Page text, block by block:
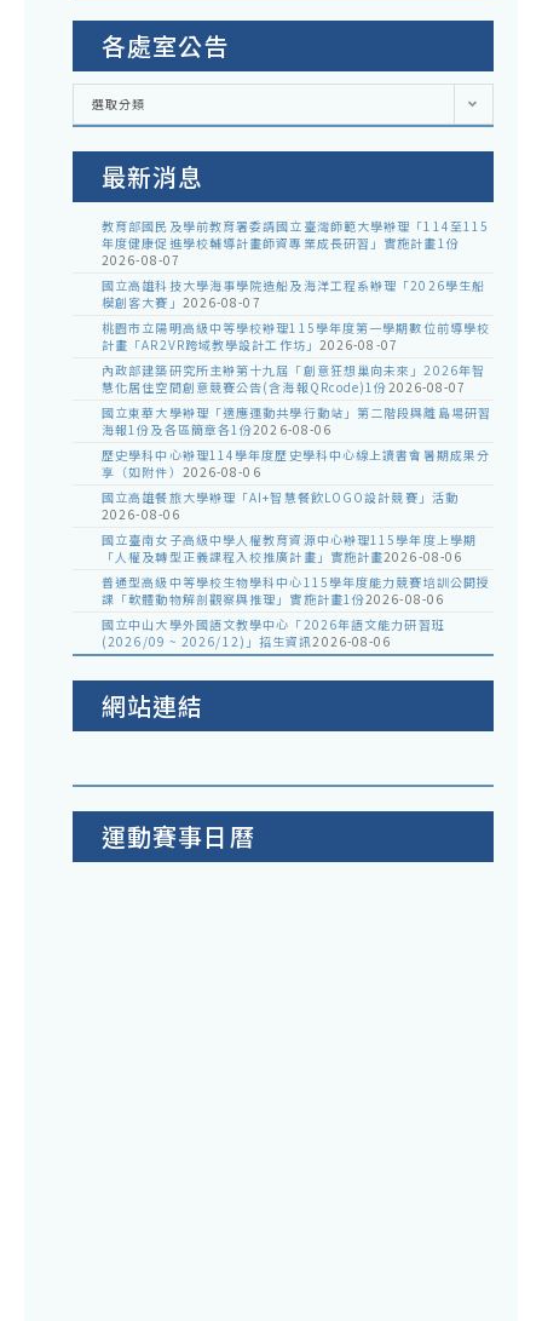
各處室公告
各
室
選取分類
最新消息
教育部國民及學前教育署委請國立臺灣師範大學辦理「114至115
年度健康促進學校輔導計畫師資專業成長研習」實施計畫1份
2026-08-07
國立高雄科技大學海事學院造船及海洋工程系辦理「2026學生船
模創客大賽」 2026-08-07
桃園市立陽明高級中等學校辦理115學年度第一學期數位前導學校
計畫「AR2VR跨域教學設計工作坊」 2026-08-07
內政部建築研究所主辦第十九屆「創意狂想巢向未來」2026年智
慧化居住空間創意競賽公告(含海報QRcode)1份2026-08-07
國立東華大學辦理「適應運動共學行動站」第二階段與離島場研習
海報1份及各區簡章各1份2026-08-06
歷史學科中心辦理114學年度歷史學科中心線上讀書會暑期成果分
享（如附件） 2026-08-06
國立高雄餐旅大學辦理「AI+智慧餐飲LOGO設計競賽」活動
2026-08-06
國立臺南女子高級中學人權教育資源中心辦理115學年度上學期
「人權及轉型正義課程入校推廣計畫」實施計畫2026-08-06
普通型高級中等學校生物學科中心115學年度能力競賽培訓公開授
課「軟體動物解剖觀察與推理」實施計畫1份2026-08-06
國立中山大學外國語文教學中心「2026年語文能力研習班
(2026/09 ~ 2026/12)」招生資訊2026-08-06
網站連結
運動賽事日曆